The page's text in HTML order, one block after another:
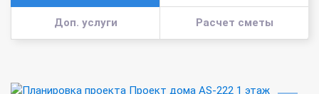
Доп. услуги Расчет сметы